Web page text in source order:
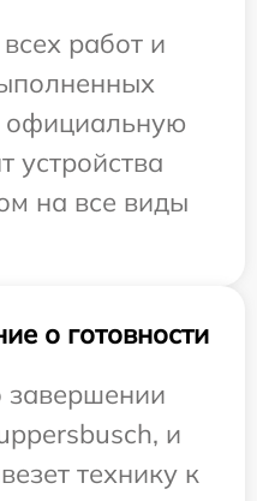
работ и
официальную
устройства
на все виды
о готовности
и
технику к